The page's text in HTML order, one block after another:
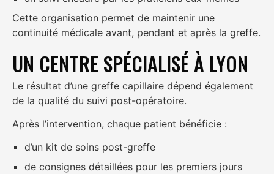
Cette organisation permet de maintenir une
continuité médicale avant, pendant et après la greffe.
UN CENTRE SPÉCIALISÉ À LYON
Le résultat d’une greffe capillaire dépend également
de la qualité du suivi post-opératoire.
Après l’intervention, chaque patient bénéficie :
d’un kit de soins post-greffe
de consignes détaillées pour les premiers jours